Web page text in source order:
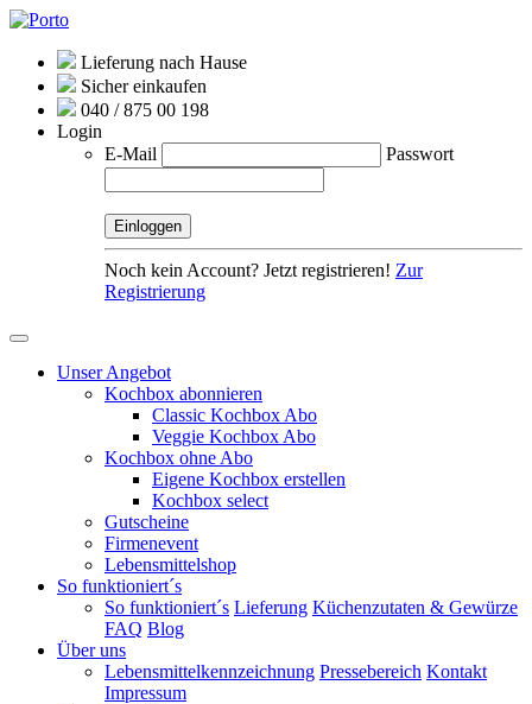
Lieferung nach Hause
Sicher einkaufen
040 / 875 00 198
Login
E-Mail
Passwort
Noch kein Account? Jetzt registrieren! Zur
Registrierung
Unser Angebot
Kochbox abonnieren
Classic Kochbox Abo
Veggie Kochbox Abo
Kochbox ohne Abo
Eigene Kochbox erstellen
Kochbox select
Gutscheine
Firmenevent
Lebensmittelshop
So funktioniert´s
So funktioniert´s Lieferung Küchenzutaten & Gewürze
FAQ Blog
Über uns
Lebensmittelkennzeichnung Pressebereich Kontakt
Impressum